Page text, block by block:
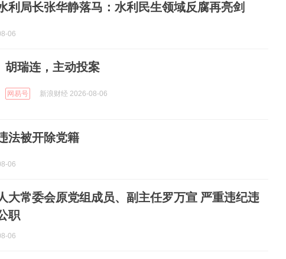
利局长张华静落马：水利民生领域反腐再亮剑
06
胡瑞连，主动投案
网易号 新浪财经 2026-08-06
法被开除党籍
06
大常委会原党组成员、副主任罗万宣 严重违纪违
职
06